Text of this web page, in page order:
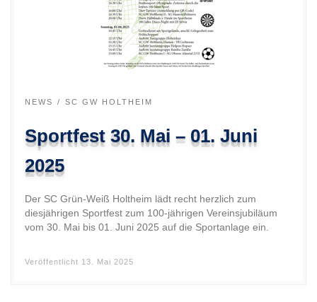
NEWS SC GW HOLTHEIM
Sportfest 30. Mai – 01. Juni
2025
Der SC Grün-Weiß Holtheim lädt recht herzlich zum
diesjährigen Sportfest zum 100-jährigen Vereinsjubiläum
vom 30. Mai bis 01. Juni 2025 auf die Sportanlage ein.
Veröffentlicht 13. Mai 2025